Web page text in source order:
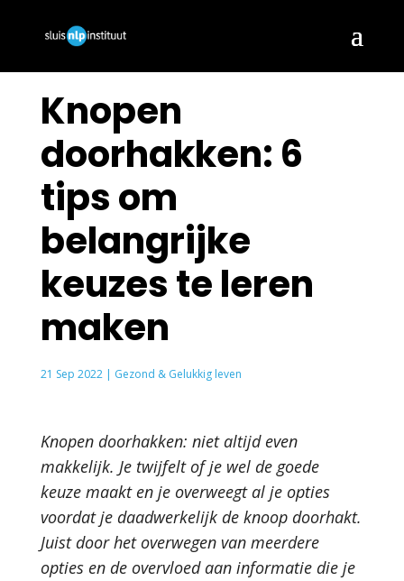
Knopen
doorhakken: 6
tips om
belangrijke
keuzes te leren
maken
21 Sep 2022| Gezond & Gelukkig leven
Knopen doorhakken: niet altijd even
makkelijk. Je twijfelt of je wel de goede
keuze maakt en je overweegt al je opties
voordat je daadwerkelijk de knoop doorhakt.
Juist door het overwegen van meerdere
opties en de overvloed aan informatie die je